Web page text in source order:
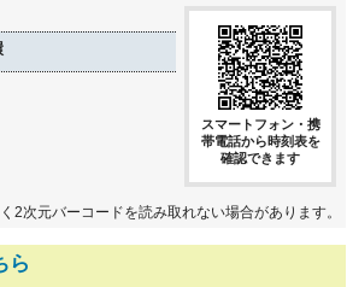
スマートフォン・携
帯電話から時刻表を
確認できます
2次元バーコードを読み取れない場合があります。
ら